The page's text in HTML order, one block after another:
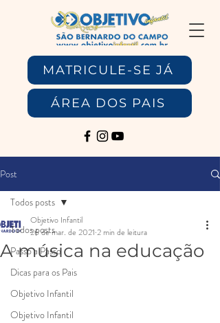
MATRICULE-SE JÁ
ÁREA DOS PAIS
Post
Todos posts
Passo a Passo
Dicas para os Pais
Objetivo Infantil
Objetivo Infantil
Todos posts
A música na educação
Objetivo Infantil
26 de mar. de 2021 2 min de leitura